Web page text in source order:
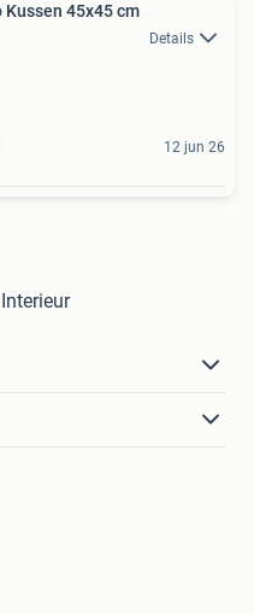
Kussen 45x45 cm
Details
12 jun 26